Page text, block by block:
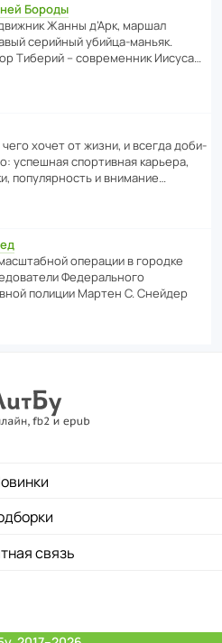
Бороды
Жанны д’Арк, маршал
серийный убийца-маньяк.
Тиберий – совре­менник Иисуса…
хочет от жизни, и всегда доби­
успе­шная спор­ти­вная карьера,
попу­ля­р­ность и внимание…
операции в городке
Феде­раль­ного
полиции Мартен С. Снейдер
связь